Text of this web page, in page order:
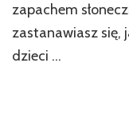
zapachem
zastanawiasz się,
dzieci …